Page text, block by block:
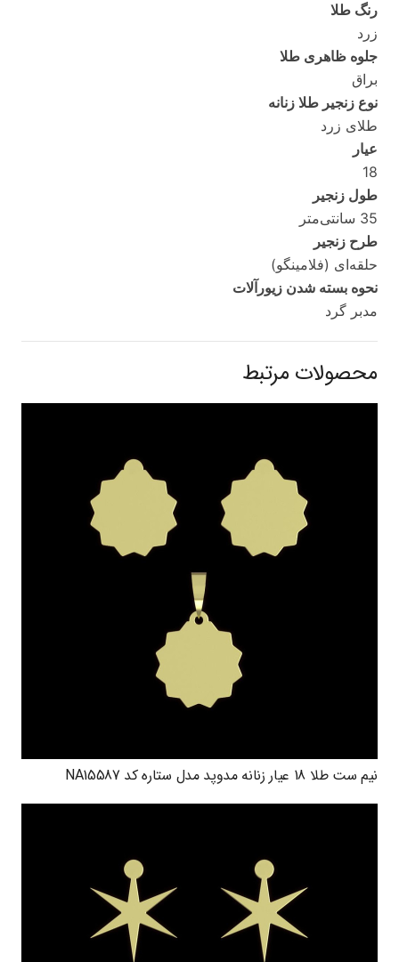
رنگ طلا
زرد
جلوه ظاهری طلا
براق
نوع زنجیر طلا زنانه
طلای زرد
عیار
18
طول زنجیر
35 سانتی‌متر
طرح زنجیر
حلقه‌ای (فلامینگو)
نحوه بسته شدن زیورآلات
مدبر گرد
محصولات مرتبط
نیم ست طلا 18 عیار زنانه مدوپد مدل ستاره کد NA15587